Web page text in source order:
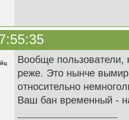
Вообще пользователи,
реже. Это нынче
относительно
Ваш бан временный -